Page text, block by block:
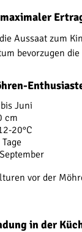
Aussaat zum
bevorzugen
Juni
cm
20°C
vor der
in der